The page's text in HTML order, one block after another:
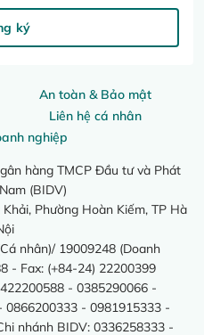
An toàn & Bảo mật
Liên hệ cá nhân
nghiệp
hàng TMCP Đầu tư và Phát
(BIDV)
Phường Hoàn Kiếm, TP Hà
nhân)/ 19009248 (Doanh
- Fax: (+84-24) 22200399
- 0385290066 -
- 0981915333 -
nhánh BIDV: 0336258333 -
ký